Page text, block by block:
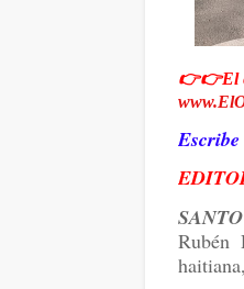
👉👉El
Rubén